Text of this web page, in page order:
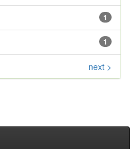
1
1
next >